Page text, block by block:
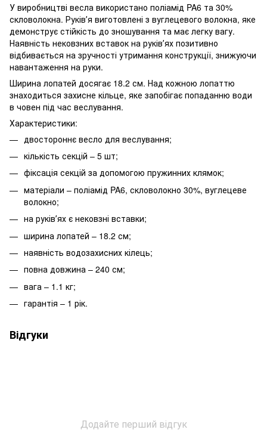
У виробництві весла використано поліамід PA6 та 30%
скловолокна. Руківʼя виготовлені з вуглецевого волокна, яке
демонструє стійкість до зношування та має легку вагу.
Наявність нековзних вставок на руківʼях позитивно
відбивається на зручності утримання конструкції, знижуючи
навантаження на руки.
Ширина лопатей досягає 18.2 см. Над кожною лопаттю
знаходиться захисне кільце, яке запобігає попаданню води
в човен під час веслування.
Характеристики:
двостороннє весло для веслування;
кількість секцій – 5 шт;
фіксація секцій за допомогою пружинних клямок;
матеріали – поліамід PA6, скловолокно 30%, вуглецеве
волокно;
на руківʼях є нековзні вставки;
ширина лопатей – 18.2 см;
наявність водозахисних кілець;
повна довжина – 240 см;
вага – 1.1 кг;
гарантія – 1 рік.
Відгуки
Додайте перший відгук